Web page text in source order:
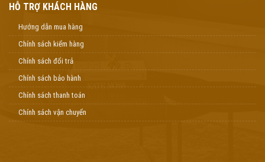
HỖ TRỢ KHÁCH HÀNG
Hướng dẫn mua hàng
Chính sách kiểm hàng
Chính sách đổi trả
Chính sách bảo hành
Chính sách thanh toán
Chính sách vận chuyển